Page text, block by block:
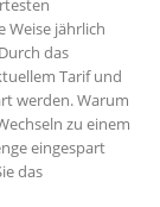
Weise jährlich
das
Tarif und
werden. Warum
zu einem
eingespart
das